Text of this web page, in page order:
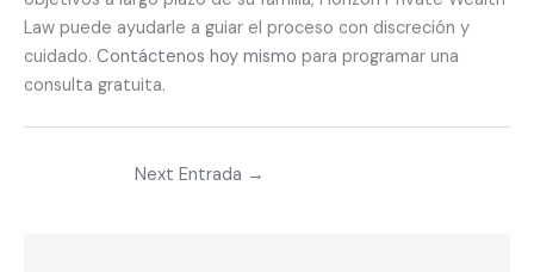
Law puede ayudarle a guiar el proceso con discreción y
cuidado. Contáctenos hoy mismo para programar una
consulta gratuita.
Next Entrada →